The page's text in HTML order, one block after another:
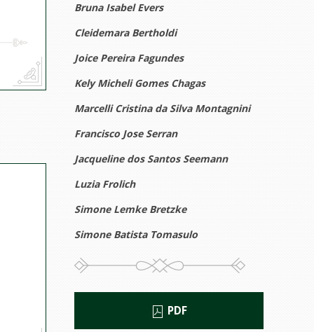
Bruna Isabel Evers
Cleidemara Bertholdi
Joice Pereira Fagundes
Kely Micheli Gomes Chagas
Marcelli Cristina da Silva Montagnini
Francisco Jose Serran
Jacqueline dos Santos Seemann
Luzia Frolich
Simone Lemke Bretzke
Simone Batista Tomasulo
PDF